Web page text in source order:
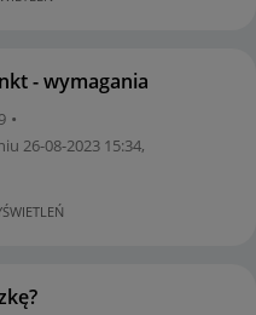
- wymagania
‎26-08-2023 15:34,